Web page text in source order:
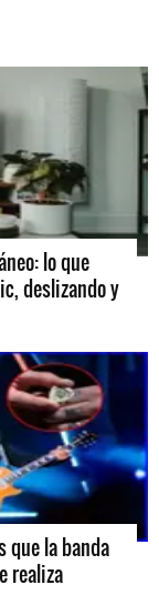
lo que
deslizando y
que la banda
realiza